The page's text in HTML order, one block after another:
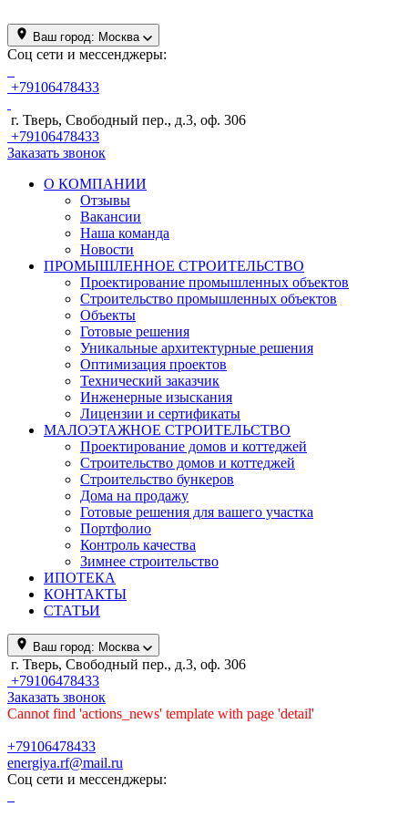
Ваш город: Москва
Соц сети и мессенджеры:
+79106478433
г. Тверь, Свободный пер., д.3, оф. 306
+79106478433
Заказать звонок
О КОМПАНИИ
Отзывы
Вакансии
Наша команда
Новости
ПРОМЫШЛЕННОЕ СТРОИТЕЛЬСТВО
Проектирование промышленных объектов
Строительство промышленных объектов
Объекты
Готовые решения
Уникальные архитектурные решения
Оптимизация проектов
Технический заказчик
Инженерные изыскания
Лицензии и сертификаты
МАЛОЭТАЖНОЕ СТРОИТЕЛЬСТВО
Проектирование домов и коттеджей
Строительство домов и коттеджей
Строительство бункеров
Дома на продажу
Готовые решения для вашего участка
Портфолио
Контроль качества
Зимнее строительство
ИПОТЕКА
КОНТАКТЫ
СТАТЬИ
Ваш город: Москва
г. Тверь, Свободный пер., д.3, оф. 306
+79106478433
Заказать звонок
Cannot find 'actions_news' template with page 'detail'
+79106478433
energiya.rf@mail.ru
Соц сети и мессенджеры: